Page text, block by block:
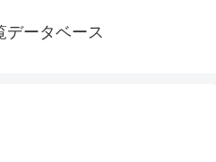
データベース